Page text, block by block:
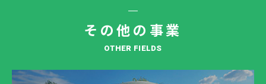
その他の事業
OTHER FIELDS